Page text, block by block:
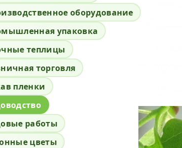
оборудование
упаковка
теплицы
торговля
пленки
работы
цветы